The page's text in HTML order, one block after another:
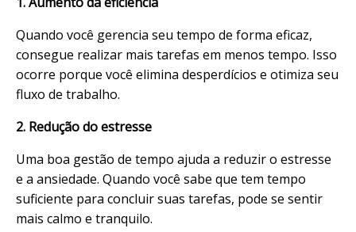
Quando você gerencia seu tempo de forma eficaz,
consegue realizar mais tarefas em menos tempo. Isso
ocorre porque você elimina desperdícios e otimiza seu
fluxo de trabalho.
2. Redução do estresse
Uma boa gestão de tempo ajuda a reduzir o estresse
e a ansiedade. Quando você sabe que tem tempo
suficiente para concluir suas tarefas, pode se sentir
mais calmo e tranquilo.